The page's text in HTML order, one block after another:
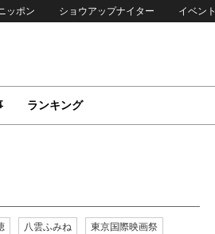
ッポン ショウアップナイター イベント
ランキング
八雲ふみね 東京国際映画祭